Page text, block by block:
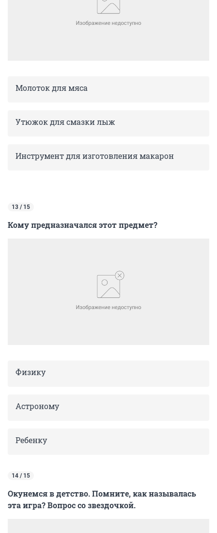
Молоток для мяса
Утюжок для смазки лыж
Инструмент для изготовления макарон
13 / 15
Кому предназначался этот предмет?
Физику
Астроному
Ребенку
14 / 15
Окунемся в детство. Помните, как называлась
эта игра? Вопрос со звездочкой.